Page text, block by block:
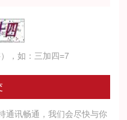
，如：三加四=7
通讯畅通，我们会尽快与你